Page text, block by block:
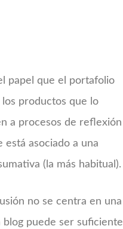
papel que el portafolio
productos que lo
a procesos de reflexión
asociado a una
(la más habitual).
no se centra en una
puede ser suficiente